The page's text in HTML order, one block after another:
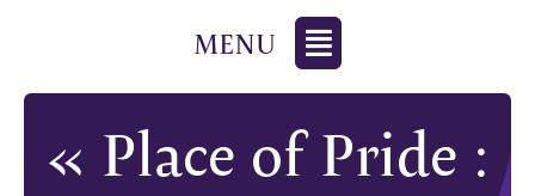
« Place of Pride :